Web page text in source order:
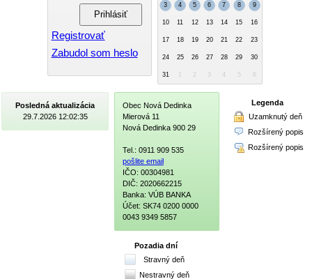
Registrovať
Zabudol som heslo
3 4 5 6 7 8 9
10 11 12 13 14 15 16
17 18 19 20 21 22 23
24 25 26 27 28 29 30
31 2 3 4 5 6
Posledná aktualizácia
29.7.2026 12:02:35
Obec Nová Dedinka
Mierová 11
Nová Dedinka 900 29
Tel.: 0911 909 535
pošlite email
IČO: 00304981
DIČ: 2020662215
Banka: VÚB BANKA
Účet: SK74 0200 0000
0043 9349 5857
Legenda
Uzamknutý deň
Rozšírený popis
Rozšírený popis
Pozadia dní
Stravný deň
Nestravný deň